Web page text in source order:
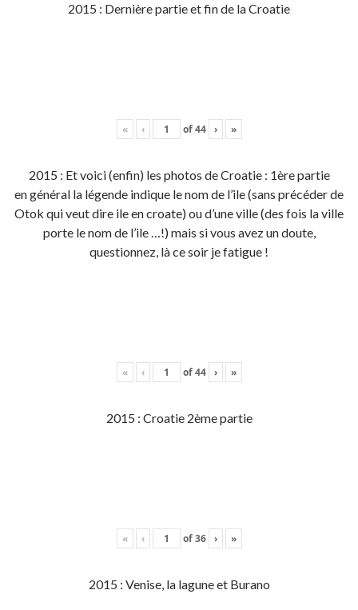
2015 : Dernière partie et fin de la Croatie
« ‹ of44 › »
2015 : Et voici (enfin) les photos de Croatie : 1ère partie
en général la légende indique le nom de l’ile (sans précéder de
Otok qui veut dire ile en croate) ou d’une ville (des fois la ville
porte le nom de l’ile …!) mais si vous avez un doute,
questionnez, là ce soir je fatigue !
« ‹ of44 › »
2015 : Croatie 2ème partie
« ‹ of36 › »
2015 : Venise, la lagune et Burano